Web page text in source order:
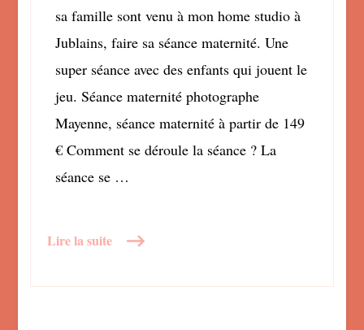
sa famille sont venu à mon home studio à
Jublains, faire sa séance maternité. Une
super séance avec des enfants qui jouent le
jeu. Séance maternité photographe
Mayenne, séance maternité à partir de 149
€ Comment se déroule la séance ? La
séance se …
Lire la suite